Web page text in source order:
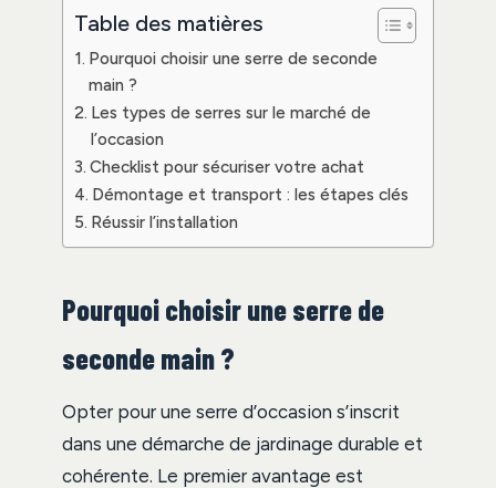
Table des matières
Pourquoi choisir une serre de seconde
main ?
Les types de serres sur le marché de
l’occasion
Checklist pour sécuriser votre achat
Démontage et transport : les étapes clés
Réussir l’installation
Pourquoi choisir une serre de
seconde main ?
Opter pour une serre d’occasion s’inscrit
dans une démarche de jardinage durable et
cohérente. Le premier avantage est